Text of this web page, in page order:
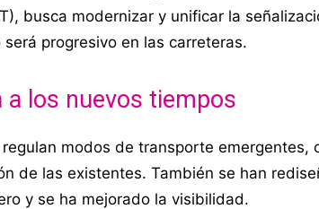
busca modernizar y unificar la
progresivo en las carreteras.
a los nuevos tiempos
modos de transporte emergentes,
de las existentes. También se han
y se ha mejorado la visibilidad.